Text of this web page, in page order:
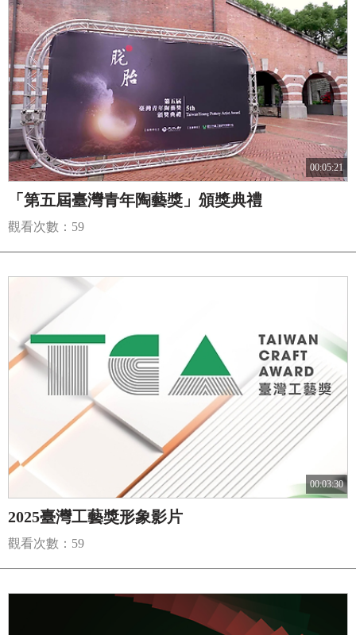
00:05:21
「第五屆臺灣青年陶藝獎」頒獎典禮
觀看次數：59
00:03:30
2025臺灣工藝獎形象影片
觀看次數：59